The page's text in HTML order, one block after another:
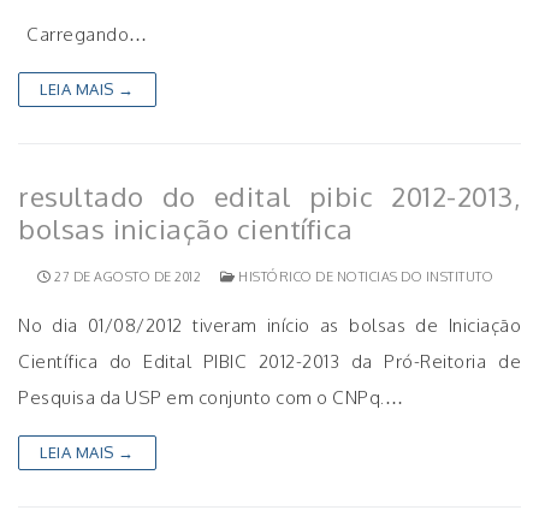
Carregando…
LEIA MAIS →
resultado do edital pibic 2012-2013,
bolsas iniciação científica
27 DE AGOSTO DE 2012 HISTÓRICO DE NOTICIAS DO INSTITUTO
No dia 01/08/2012 tiveram início as bolsas de Iniciação
Científica do Edital PIBIC 2012-2013 da Pró-Reitoria de
Pesquisa da USP em conjunto com o CNPq.…
LEIA MAIS →